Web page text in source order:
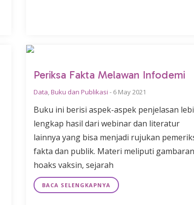
Periksa Fakta Melawan Infodemi
Data,Buku dan Publikasi - 6 May 2021
Buku ini berisi aspek-aspek penjelasan
lengkap hasil dari webinar dan literatur
lainnya yang bisa menjadi rujukan
fakta dan publik. Materi meliputi gambaran
hoaks vaksin, sejarah
BACA SELENGKAPNYA